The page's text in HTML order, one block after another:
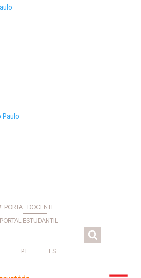
PORTAL DOCENTE
PORTAL ESTUDANTIL
PT ES